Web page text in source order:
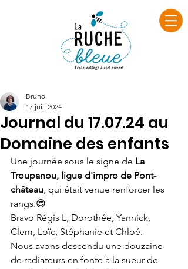
Journal du 17.07.24 au
Domaine des enfants
Bruno
17 juil. 2024
Une journée sous le signe de La
Troupanou, ligue d'impro de Pont-
château, qui était venue renforcer les
rangs.😍
Bravo Régis L, Dorothée, Yannick,
Clem, Loïc, Stéphanie et Chloé.
Nous avons descendu une douzaine
de radiateurs en fonte à la sueur de